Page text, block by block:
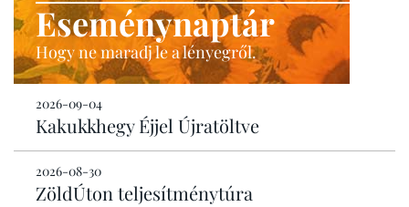
Eseménynaptár
Hogy ne maradj le a lényegről.
2026-09-04
Kakukkhegy Éjjel Újratöltve
2026-08-30
ZöldÚton teljesítménytúra